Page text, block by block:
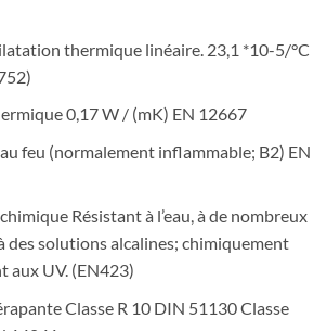
thermique linéaire. 23,1 *10-5/°C
0,17 W / (mK) EN 12667
feu (normalement inflammable; B2) EN
Résistant à l’eau, à de nombreux
des solutions alcalines; chimiquement
aux UV. (EN423)
Classe R 10 DIN 51130 Classe